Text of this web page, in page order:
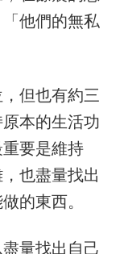
他們的無私
但也有約三
本的生活功
要是維持
也盡量找出
的東西。
量找出自己